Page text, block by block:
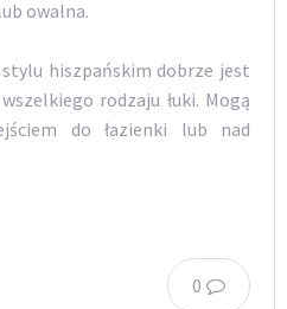
owalna.
hiszpańskim dobrze jest
rodzaju łuki. Mogą
do łazienki lub nad
0